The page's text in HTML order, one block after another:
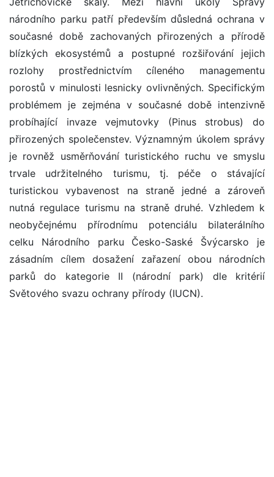
národního parku patří především důsledná ochrana v
současné době zachovaných přirozených a přírodě
blízkých ekosystémů a postupné rozšiřování jejich
rozlohy prostřednictvím cíleného managementu
porostů v minulosti lesnicky ovlivněných. Specifickým
problémem je zejména v současné době intenzivně
probíhající invaze vejmutovky (Pinus strobus) do
přirozených společenstev. Významným úkolem správy
je rovněž usměrňování turistického ruchu ve smyslu
trvale udržitelného turismu, tj. péče o stávající
turistickou vybavenost na straně jedné a zároveň
nutná regulace turismu na straně druhé. Vzhledem k
neobyčejnému přírodnímu potenciálu bilaterálního
celku Národního parku Česko-Saské Švýcarsko je
zásadním cílem dosažení zařazení obou národních
parků do kategorie II (národní park) dle kritérií
Světového svazu ochrany přírody (IUCN).